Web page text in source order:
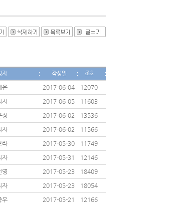
자 작성일 조회
은 2017-06-04
12070
자 2017-06-05
11603
정 2017-06-02
13536
자 2017-06-02
11566
라 2017-05-30
11749
자 2017-05-31
12146
영 2017-05-23
18409
자 2017-05-23
18054
우 2017-05-21 12166